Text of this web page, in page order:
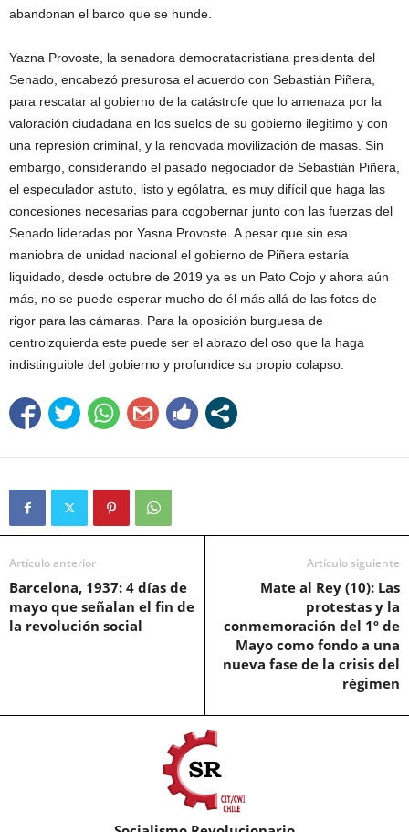
abandonan el barco que se hunde.
Yazna Provoste, la senadora democratacristiana presidenta del
Senado, encabezó presurosa el acuerdo con Sebastián Piñera,
para rescatar al gobierno de la catástrofe que lo amenaza por la
valoración ciudadana en los suelos de su gobierno ilegitimo y con
una represión criminal, y la renovada movilización de masas. Sin
embargo, considerando el pasado negociador de Sebastián Piñera,
el especulador astuto, listo y ególatra, es muy difícil que haga las
concesiones necesarias para cogobernar junto con las fuerzas del
Senado lideradas por Yasna Provoste. A pesar que sin esa
maniobra de unidad nacional el gobierno de Piñera estaría
liquidado, desde octubre de 2019 ya es un Pato Cojo y ahora aún
más, no se puede esperar mucho de él más allá de las fotos de
rigor para las cámaras. Para la oposición burguesa de
centroizquierda este puede ser el abrazo del oso que la haga
indistinguible del gobierno y profundice su propio colapso.
Artículo anterior
Barcelona, 1937: 4 días de
mayo que señalan el fin de
la revolución social
Artículo siguiente
Mate al Rey (10): Las
protestas y la
conmemoración del 1º de
Mayo como fondo a una
nueva fase de la crisis del
régimen